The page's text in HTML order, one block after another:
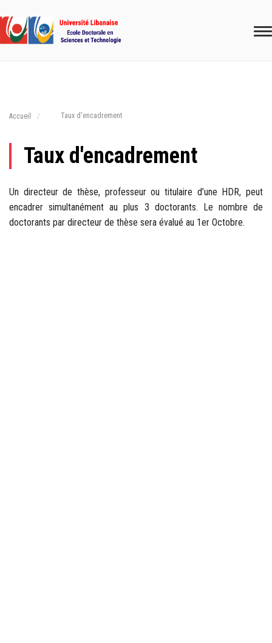
Accueil Taux d'encadrement
Taux d'encadrement
Un directeur de thèse, professeur ou titulaire d’une HDR, peut
encadrer simultanément au plus 3 doctorants. Le nombre de
doctorants par directeur de thèse sera évalué au 1er Octobre.